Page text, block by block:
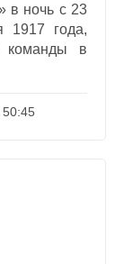
в ночь с 23
1917 года,
команды в
50:45